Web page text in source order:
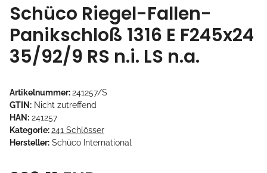
Schüco Riegel-Fallen-
Panikschloß 1316 E F245x24
35/92/9 RS n.i. LS n.a.
Artikelnummer:241257/S
GTIN: Nicht zutreffend
HAN: 241257
Kategorie:241 Schlösser
Hersteller: Schüco International